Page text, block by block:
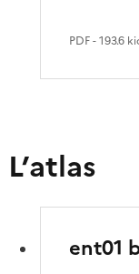
PDF- 193.6
L’atlas
ent01